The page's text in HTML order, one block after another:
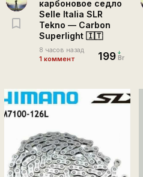
карбоновое седло
Selle Italia SLR
Tekno — Carbon
Superlight 🇮🇹
8 часов назад
1 коммент
199 Br